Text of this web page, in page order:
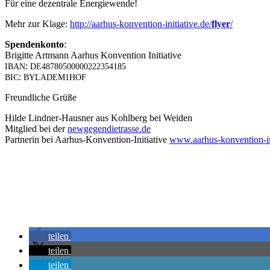
Für eine dezen­tra­le Energiewende!
Mehr zur Kla­ge: http://aarhus-konvention-initiative.de/fly­er/
Spen­den­kon­to:
Bri­git­te Art­mann Aar­hus Kon­ven­ti­on Initia­ti­ve
IBAN: DE48780500000222354185
BIC: BYLADEM1HOF
Freund­li­che Grüße
Hil­de Lind­ner-Haus­ner aus Kohl­berg bei Wei­den
Mit­glied bei dernewgegendietrasse.de
Part­ne­rin bei Aar­hus-Kon­ven­ti­on-Initia­ti­ve www.aarhus-konvention-
tei­len
tei­len
tei­len